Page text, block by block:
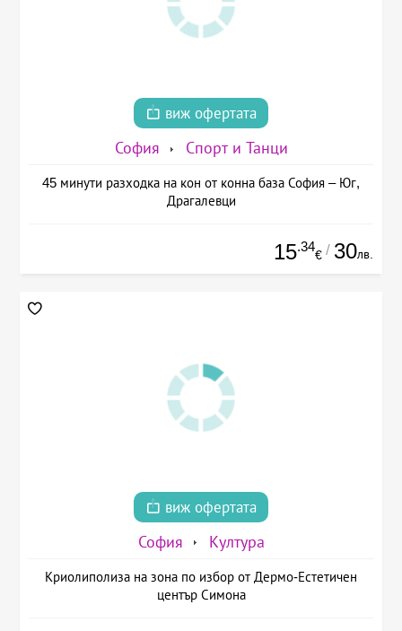
виж офертата
София Спорт и Танци
45 минути разходка на кон от конна база София – Юг,
Драгалевци
15.34
€ / 30лв.
виж офертата
София Култура
Криолиполиза на зона по избор от Дермо-Естетичен
център Симона